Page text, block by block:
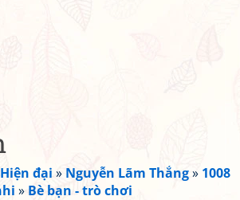
Hiện đại » Nguyễn Lãm Thắng» 1008
» Bè bạn - trò chơi